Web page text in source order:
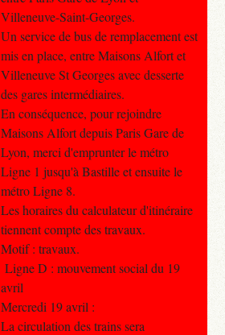
Villeneuve-Saint-Georges.
Un service de bus de remplacement est
mis en place, entre Maisons Alfort et
Villeneuve St Georges avec desserte
des gares intermédiaires.
En conséquence, pour rejoindre
Maisons Alfort depuis Paris Gare de
Lyon, merci d'emprunter le métro
Ligne 1 jusqu'à Bastille et ensuite le
métro Ligne 8.
Les horaires du calculateur d'itinéraire
tiennent compte des travaux.
Motif : travaux.
Ligne D : mouvement social du 19
avril
Mercredi 19 avril :
La circulation des trains sera